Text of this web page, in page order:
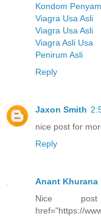
Kondom
Viagra Usa Asli
Viagra Usa Asli
Viagra Asli Usa
Penirum Asli
Reply
Jaxon Smith
nice post for
Reply
Anant Khurana
Nice
href="https://